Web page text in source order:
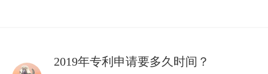
2019年专利申请要多久时间？